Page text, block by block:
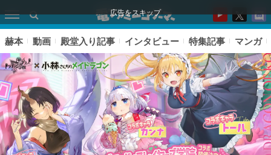
広告をスキップ
赫本 動画 殿堂入り記事 インタビュー 特集記事 マンガ